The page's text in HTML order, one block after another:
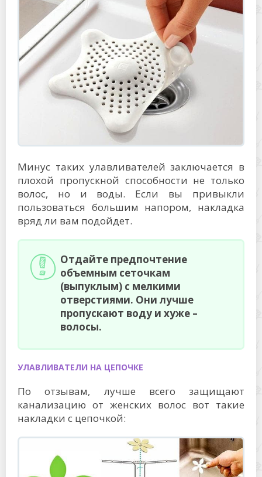
Минус таких улавливателей заключается в
плохой пропускной способности не только
волос, но и воды. Если вы привыкли
пользоваться большим напором, накладка
вряд ли вам подойдет.
Отдайте предпочтение
объемным сеточкам
(выпуклым) с мелкими
отверстиями. Они лучше
пропускают воду и хуже –
волосы.
УЛАВЛИВАТЕЛИ НА ЦЕПОЧКЕ
По отзывам, лучше всего защищают
канализацию от женских волос вот такие
накладки с цепочкой: